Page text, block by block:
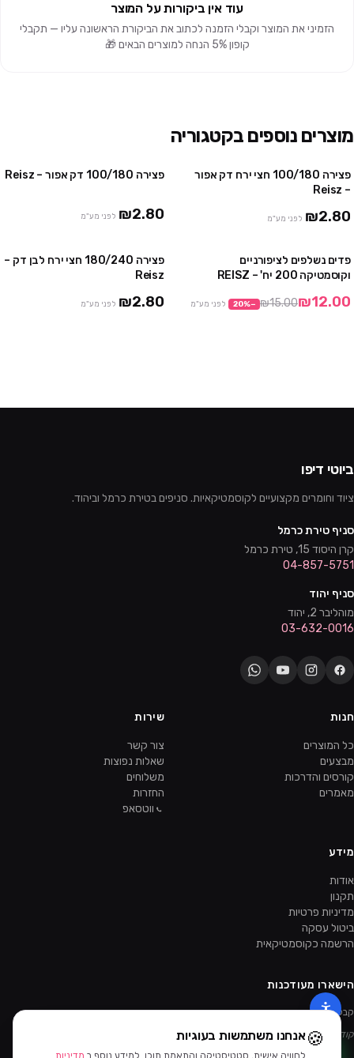
עוד אין ביקורות על המוצר
הזמיני את המוצר וקבלי הזמנה לכתוב את הביקורת הראשונה עליו — תקבלי
קופון 5% הנחה למוצרים הבאים 🎁
מוצרים נוספים בקטגוריה
פצירה 100/180 חצי ירח דק אפור
– Reisz
₪2.80 לפני מע"מ
פצירה 100/180 דק אפור – Reisz
₪2.80 לפני מע"מ
מבצע
פדים נשלפים לציפורניים
וקוסמטיקה 200 יח' – REISZ
₪12.00
₪15.00
−
20% לפני מע"מ
פצירה 180/240 חצי ירח לבן דק –
Reisz
₪2.80 לפני מע"מ
ביוטי דיפו
ציוד וחומרים מקצועיים לקוסמטיקאיות. סניפים בטירת כרמל וביהוד.
סניף טירת כרמל
קרן היסוד 15, טירת כרמל
04-857-5751
סניף יהוד
מוהליבר 2, יהוד
03-632-0016
חנות
כל המוצרים
מבצעים
קורסים והדרכות
מאמרים
שירות
צור קשר
שאלות נפוצות
משלוחים
החזרות
ווטסאפ
מידע
אודות
תקנון
מדיניות פרטיות
ביטול עסקה
הרשמה כקוסמטיקאית
הישארו מעודכנות
קבלו מבצעים ומוצרים חדשים קודם.
קוד ההטמעה של הניוזלטר יתווסף מהאדמין.
🍪אנחנו משתמשות בעוגיות
לחוויה אישית, סטטיסטיקה והתאמת תוכן. למידע נוסף ב מדיניות